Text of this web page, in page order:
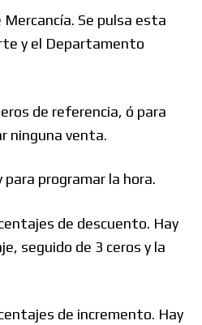
Se pulsa esta
y el Departamento
de referencia, ó para
ninguna venta.
programar la hora.
de descuento. Hay
seguido de 3 ceros y la
de incremento. Hay